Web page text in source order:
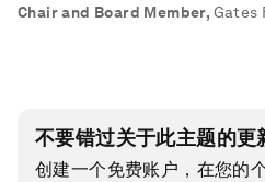
Chair and Board Member, Gates
不要错过关于此主题的更
创建一个免费账户，在您的